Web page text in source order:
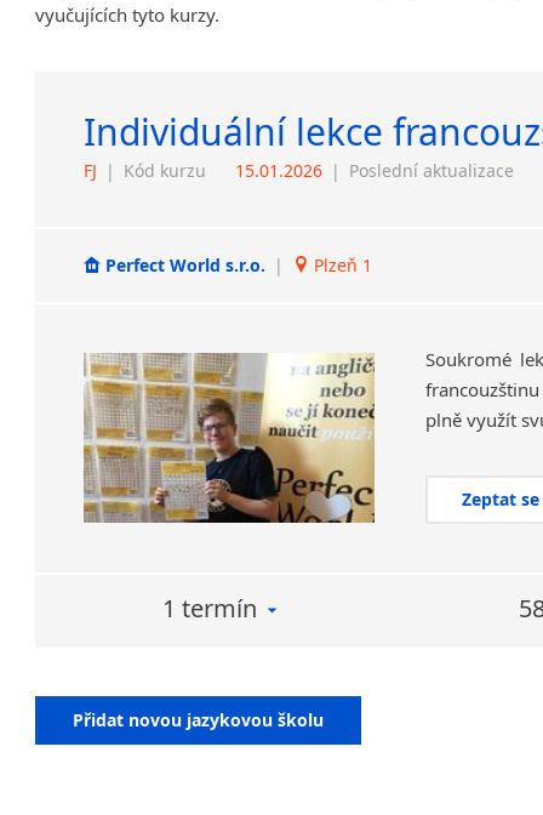
vyučujících tyto kurzy.
Individuální lekce
FJ | Kód kurzu 15.01.2026 | Poslední aktualizace
Perfect World s.r.o. | Plzeň 1
Soukromé
francouzštinu
plně využít
Zeptat
1 termín
Přidat novou jazykovou školu